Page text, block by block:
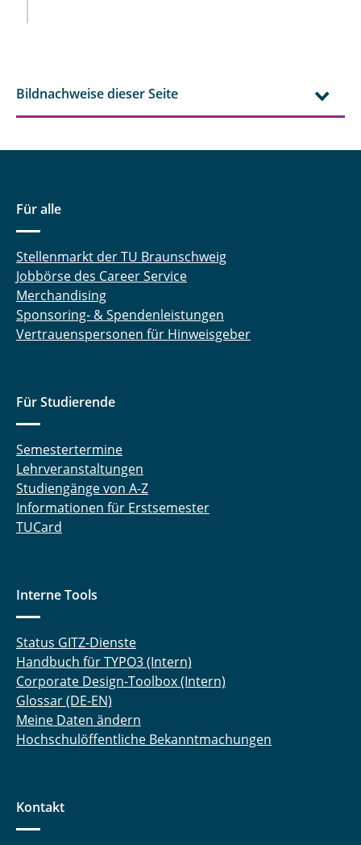
Bildnachweise dieser Seite
Für alle
Stellenmarkt der TU Braunschweig
Jobbörse des Career Service
Merchandising
Sponsoring- & Spendenleistungen
Vertrauenspersonen für Hinweisgeber
Für Studierende
Semestertermine
Lehrveranstaltungen
Studiengänge von A-Z
Informationen für Erstsemester
TUCard
Interne Tools
Status GITZ-Dienste
Handbuch für TYPO3 (Intern)
Corporate Design-Toolbox (Intern)
Glossar (DE-EN)
Meine Daten ändern
Hochschulöffentliche Bekanntmachungen
Kontakt